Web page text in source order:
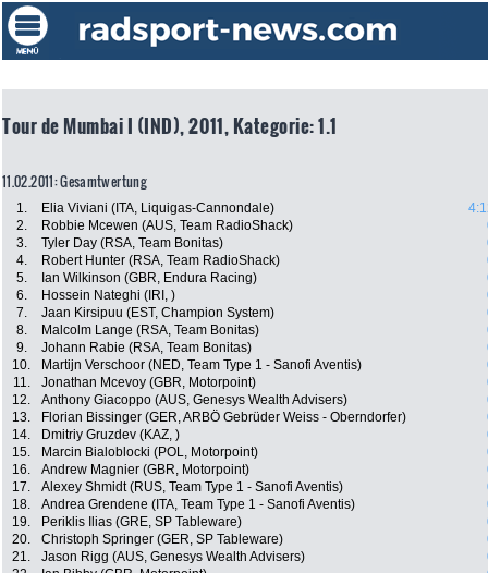
Tour de Mumbai I (IND), 2011, Kategorie: 1.1
11.02.2011: Gesamtwertung
1. Elia Viviani (ITA, Liquigas-Cannondale)
2.
Robbie Mcewen (AUS, Team RadioShack)
3.
Tyler Day (RSA, Team Bonitas)
4.
Robert Hunter (RSA, Team RadioShack)
5.
Ian Wilkinson (GBR, Endura Racing)
6.
Hossein Nateghi (IRI, )
7.
Jaan Kirsipuu (EST, Champion System)
8.
Malcolm Lange (RSA, Team Bonitas)
9.
Johann Rabie (RSA, Team Bonitas)
10.
Martijn Verschoor (NED, Team Type 1 - Sanofi Aventis)
11.
Jonathan Mcevoy (GBR, Motorpoint)
12.
Anthony Giacoppo (AUS, Genesys Wealth Advisers)
13.
Florian Bissinger (GER, ARBÖ Gebrüder Weiss - Oberndorfer)
14.
Dmitriy Gruzdev (KAZ, )
15.
Marcin Bialoblocki (POL, Motorpoint)
16.
Andrew Magnier (GBR, Motorpoint)
17.
Alexey Shmidt (RUS, Team Type 1 - Sanofi Aventis)
18.
Andrea Grendene (ITA, Team Type 1 - Sanofi Aventis)
19.
Periklis Ilias (GRE, SP Tableware)
20.
Christoph Springer (GER, SP Tableware)
21.
Jason Rigg (AUS, Genesys Wealth Advisers)